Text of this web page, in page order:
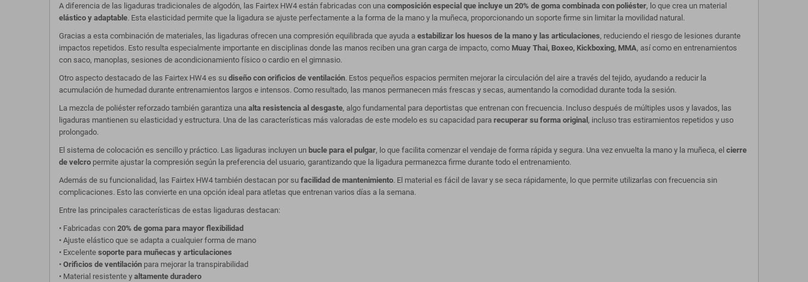
A diferencia de las ligaduras tradicionales de algodón, las Fairtex HW4 están fabricadas con una composición especial que incluye un 20% de goma combinada con poliéster, lo que crea un material
elástico y adaptable. Esta elasticidad permite que la ligadura se ajuste perfectamente a la forma de la mano y la muñeca, proporcionando un soporte firme sin limitar la movilidad natural.
Gracias a esta combinación de materiales, las ligaduras ofrecen una compresión equilibrada que ayuda a estabilizar los huesos de la mano y las articulaciones, reduciendo el riesgo de lesiones durante
impactos repetidos. Esto resulta especialmente importante en disciplinas donde las manos reciben una gran carga de impacto, como Muay Thai, Boxeo, Kickboxing, MMA, así como en entrenamientos
con saco, manoplas, sesiones de acondicionamiento físico o cardio en el gimnasio.
Otro aspecto destacado de las Fairtex HW4 es su diseño con orificios de ventilación. Estos pequeños espacios permiten mejorar la circulación del aire a través del tejido, ayudando a reducir la
acumulación de humedad durante entrenamientos largos e intensos. Como resultado, las manos permanecen más frescas y secas, aumentando la comodidad durante toda la sesión.
La mezcla de poliéster reforzado también garantiza una alta resistencia al desgaste, algo fundamental para deportistas que entrenan con frecuencia. Incluso después de múltiples usos y lavados, las
ligaduras mantienen su elasticidad y estructura. Una de las características más valoradas de este modelo es su capacidad para recuperar su forma original , incluso tras estiramientos repetidos y uso
prolongado.
El sistema de colocación es sencillo y práctico. Las ligaduras incluyen un bucle para el pulgar, lo que facilita comenzar el vendaje de forma rápida y segura. Una vez envuelta la mano y la muñeca, el cierre
de velcro permite ajustar la compresión según la preferencia del usuario, garantizando que la ligadura permanezca firme durante todo el entrenamiento.
Además de su funcionalidad, las Fairtex HW4 también destacan por su facilidad de mantenimiento. El material es fácil de lavar y se seca rápidamente, lo que permite utilizarlas con frecuencia sin
complicaciones. Esto las convierte en una opción ideal para atletas que entrenan varios días a la semana.
Entre las principales características de estas ligaduras destacan:
• Fabricadas con 20% de goma para mayor flexibilidad
• Ajuste elástico que se adapta a cualquier forma de mano
• Excelente soporte para muñecas y articulaciones
• Orificios de ventilación para mejorar la transpirabilidad
• Material resistente y altamente duradero